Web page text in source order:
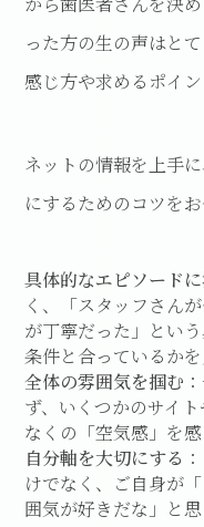
った方の生の声はと
感じ方や求めるポイ
ネットの情報を上手
にするためのコツをお
具体的なエピソード
く、「スタッフさん
が丁寧だった」とい
条件と合っているかを
全体の雰囲気を掴む
ず、いくつかのサイ
なくの「空気感」を
自分軸を大切にする
けでなく、ご自身が
囲気が好きだな」と